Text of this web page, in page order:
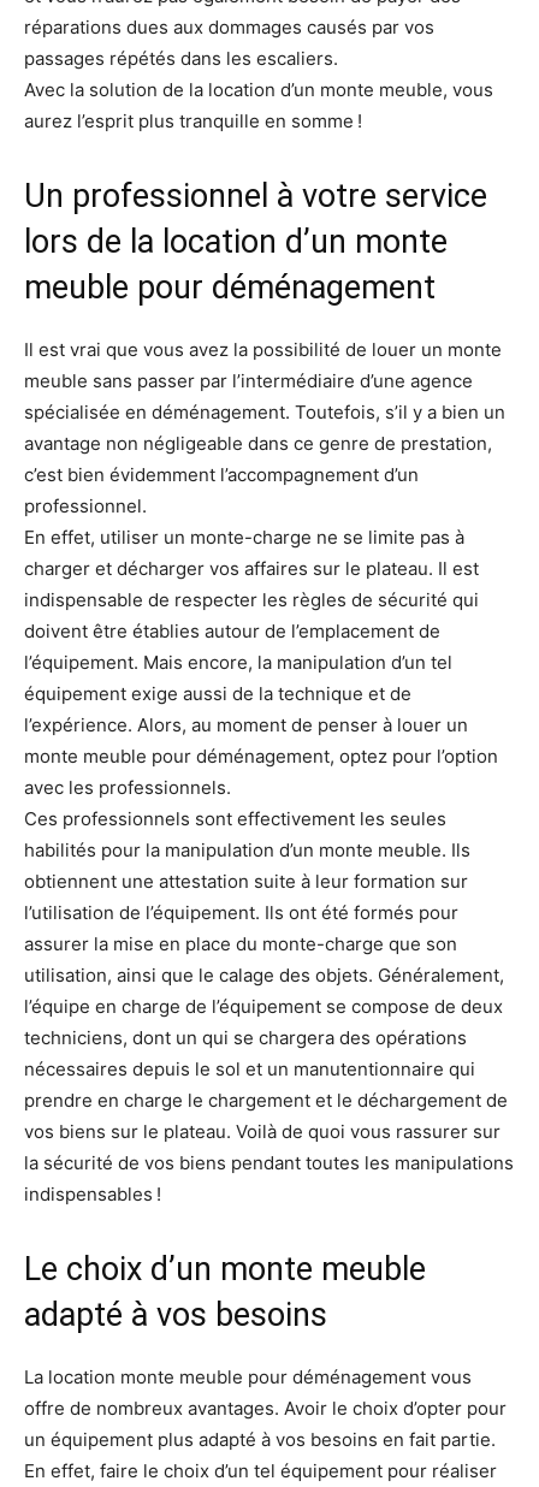
réparations dues aux dommages causés par vos
passages répétés dans les escaliers.
Avec la solution de la location d’un monte meuble, vous
aurez l’esprit plus tranquille en somme !
Un professionnel à votre service
lors de la location d’un monte
meuble pour déménagement
Il est vrai que vous avez la possibilité de louer un monte
meuble sans passer par l’intermédiaire d’une agence
spécialisée en déménagement. Toutefois, s’il y a bien un
avantage non négligeable dans ce genre de prestation,
c’est bien évidemment l’accompagnement d’un
professionnel.
En effet, utiliser un monte-charge ne se limite pas à
charger et décharger vos affaires sur le plateau. Il est
indispensable de respecter les règles de sécurité qui
doivent être établies autour de l’emplacement de
l’équipement. Mais encore, la manipulation d’un tel
équipement exige aussi de la technique et de
l’expérience. Alors, au moment de penser à louer un
monte meuble pour déménagement, optez pour l’option
avec les professionnels.
Ces professionnels sont effectivement les seules
habilités pour la manipulation d’un monte meuble. Ils
obtiennent une attestation suite à leur formation sur
l’utilisation de l’équipement. Ils ont été formés pour
assurer la mise en place du monte-charge que son
utilisation, ainsi que le calage des objets. Généralement,
l’équipe en charge de l’équipement se compose de deux
techniciens, dont un qui se chargera des opérations
nécessaires depuis le sol et un manutentionnaire qui
prendre en charge le chargement et le déchargement de
vos biens sur le plateau. Voilà de quoi vous rassurer sur
la sécurité de vos biens pendant toutes les manipulations
indispensables !
Le choix d’un monte meuble
adapté à vos besoins
La location monte meuble pour déménagement vous
offre de nombreux avantages. Avoir le choix d’opter pour
un équipement plus adapté à vos besoins en fait partie.
En effet, faire le choix d’un tel équipement pour réaliser